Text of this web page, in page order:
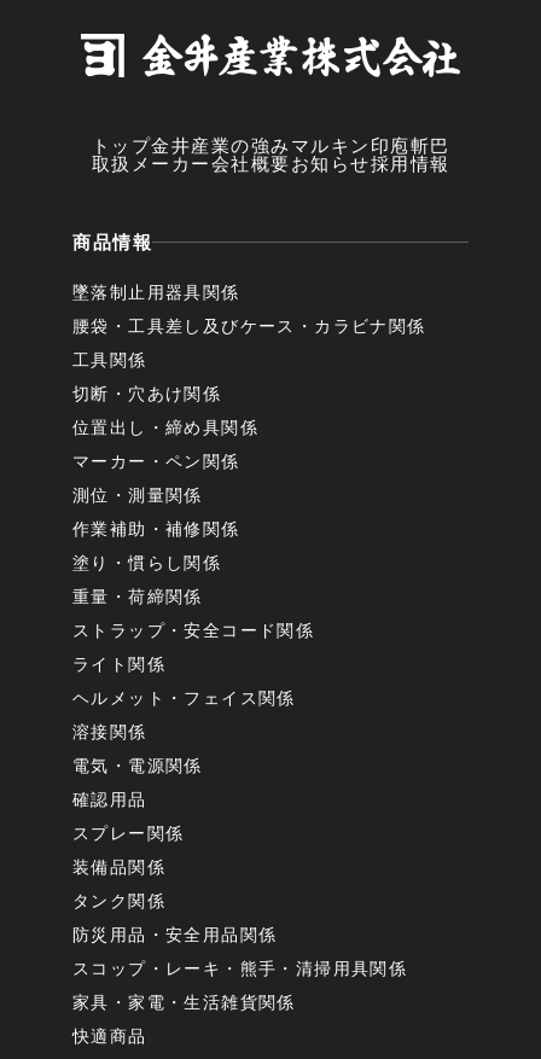
トップ金井産業の強み マルキン印 庖斬巴
取扱メーカー会社概要お知らせ採用情報
商品情報
墜落制止用器具関係
腰袋・工具差し及びケース・カラビナ関係
工具関係
切断・穴あけ関係
位置出し・締め具関係
マーカー・ペン関係
測位・測量関係
作業補助・補修関係
塗り・慣らし関係
重量・荷締関係
ストラップ・安全コード関係
ライト関係
ヘルメット・フェイス関係
溶接関係
電気・電源関係
確認用品
スプレー関係
装備品関係
タンク関係
防災用品・安全用品関係
スコップ・レーキ・熊手・清掃用具関係
家具・家電・生活雑貨関係
快適商品